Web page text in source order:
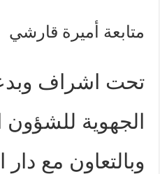
متابعة أميرة قارشي
تحت اشراف
الجهوية للشؤون
وبالتعاون مع دار